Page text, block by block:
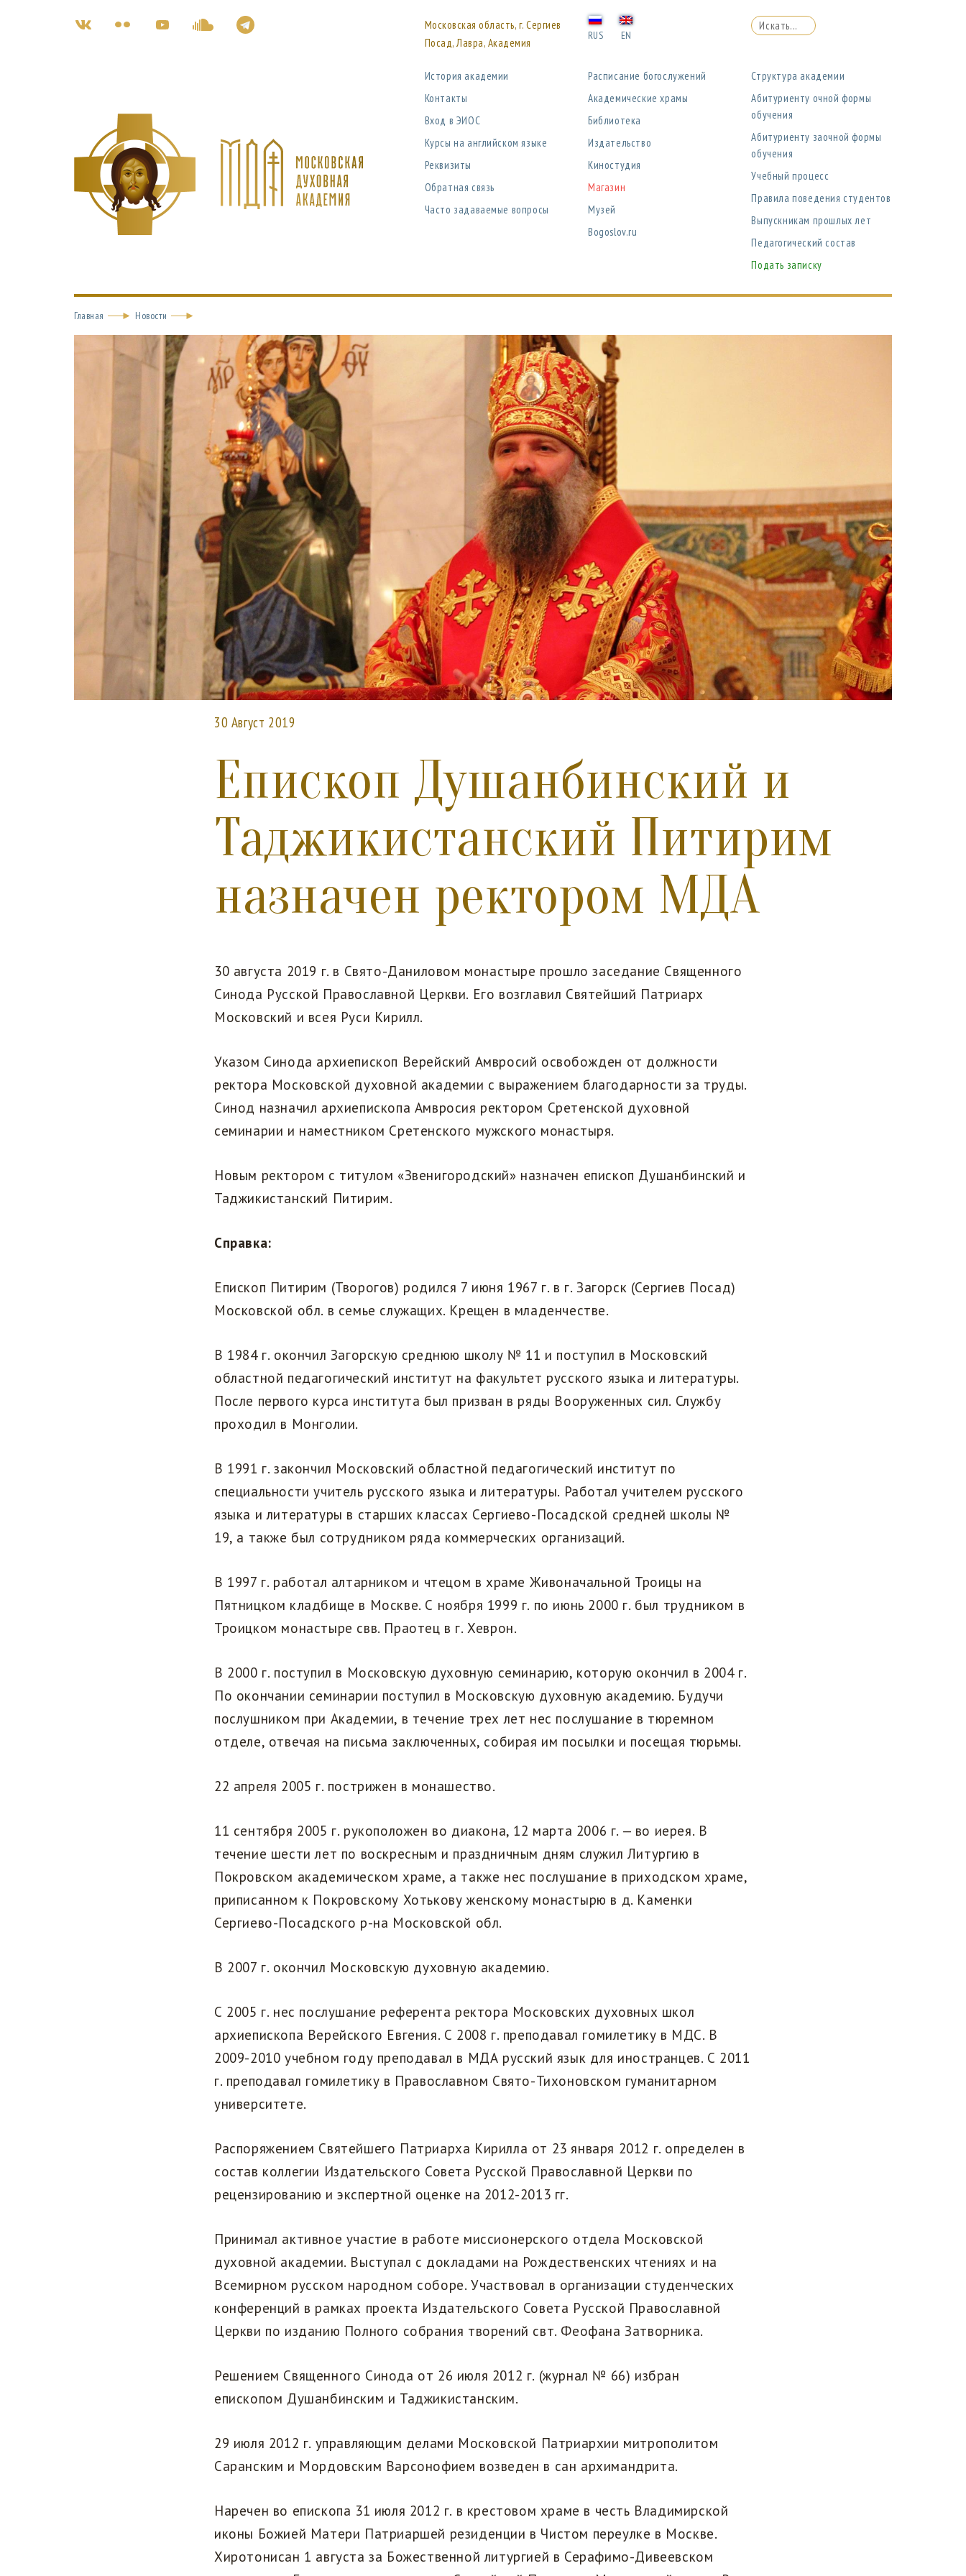
Московская область, г. Сергиев
Посад, Лавра, Академия
RUS EN
История академии
Контакты
Вход в ЭИОС
Курсы на английском языке
Реквизиты
Обратная связь
Часто задаваемые вопросы
Расписание богослужений
Академические храмы
Библиотека
Издательство
Киностудия
Магазин
Музей
Bogoslov.ru
Структура академии
Абитуриенту очной формы
обучения
Абитуриенту заочной формы
обучения
Учебный процесс
Правила поведения студентов
Выпускникам прошлых лет
Педагогический состав
Подать записку
Главная Новости
30 Август 2019
Епископ Душанбинский и
Таджикистанский Питирим
назначен ректором МДА
30 августа 2019 г. в Свято-Даниловом монастыре прошло заседание Священного
Синода Русской Православной Церкви. Его возглавил Святейший Патриарх
Московский и всея Руси Кирилл.
Указом Синода архиепископ Верейский Амвросий освобожден от должности
ректора Московской духовной академии с выражением благодарности за труды.
Синод назначил архиепископа Амвросия ректором Сретенской духовной
семинарии и наместником Сретенского мужского монастыря.
Новым ректором с титулом «Звенигородский» назначен епископ Душанбинский и
Таджикистанский Питирим.
Справка:
Епископ Питирим (Творогов) родился 7 июня 1967 г. в г. Загорск (Сергиев Посад)
Московской обл. в семье служащих. Крещен в младенчестве.
В 1984 г. окончил Загорскую среднюю школу № 11 и поступил в Московский
областной педагогический институт на факультет русского языка и литературы.
После первого курса института был призван в ряды Вооруженных сил. Службу
проходил в Монголии.
В 1991 г. закончил Московский областной педагогический институт по
специальности учитель русского языка и литературы. Работал учителем русского
языка и литературы в старших классах Сергиево-Посадской средней школы №
19, а также был сотрудником ряда коммерческих организаций.
В 1997 г. работал алтарником и чтецом в храме Живоначальной Троицы на
Пятницком кладбище в Москве. С ноября 1999 г. по июнь 2000 г. был трудником в
Троицком монастыре свв. Праотец в г. Хеврон.
В 2000 г. поступил в Московскую духовную семинарию, которую окончил в 2004 г.
По окончании семинарии поступил в Московскую духовную академию. Будучи
послушником при Академии, в течение трех лет нес послушание в тюремном
отделе, отвечая на письма заключенных, собирая им посылки и посещая тюрьмы.
22 апреля 2005 г. пострижен в монашество.
11 сентября 2005 г. рукоположен во диакона, 12 марта 2006 г. — во иерея. В
течение шести лет по воскресным и праздничным дням служил Литургию в
Покровском академическом храме, а также нес послушание в приходском храме,
приписанном к Покровскому Хотькову женскому монастырю в д. Каменки
Сергиево-Посадского р-на Московской обл.
В 2007 г. окончил Московскую духовную академию.
С 2005 г. нес послушание референта ректора Московских духовных школ
архиепископа Верейского Евгения. С 2008 г. преподавал гомилетику в МДС. В
2009-2010 учебном году преподавал в МДА русский язык для иностранцев. С 2011
г. преподавал гомилетику в Православном Свято-Тихоновском гуманитарном
университете.
Распоряжением Святейшего Патриарха Кирилла от 23 января 2012 г. определен в
состав коллегии Издательского Совета Русской Православной Церкви по
рецензированию и экспертной оценке на 2012-2013 гг.
Принимал активное участие в работе миссионерского отдела Московской
духовной академии. Выступал с докладами на Рождественских чтениях и на
Всемирном русском народном соборе. Участвовал в организации студенческих
конференций в рамках проекта Издательского Совета Русской Православной
Церкви по изданию Полного собрания творений свт. Феофана Затворника.
Решением Священного Синода от 26 июля 2012 г. (журнал № 66) избран
епископом Душанбинским и Таджикистанским.
29 июля 2012 г. управляющим делами Московской Патриархии митрополитом
Саранским и Мордовским Варсонофием возведен в сан архимандрита.
Наречен во епископа 31 июля 2012 г. в крестовом храме в честь Владимирской
иконы Божией Матери Патриаршей резиденции в Чистом переулке в Москве.
Хиротонисан 1 августа за Божественной литургией в Серафимо-Дивеевском